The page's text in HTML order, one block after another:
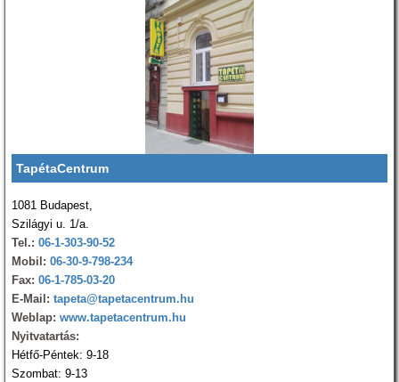
TapétaCentrum
1081 Budapest,
Szilágyi u. 1/a.
Tel.: 06-1-303-90-52
Mobil: 06-30-9-798-234
Fax: 06-1-785-03-20
E-Mail: tapeta@tapetacentrum.hu
Weblap: www.tapetacentrum.hu
Nyitvatartás:
Hétfő-Péntek: 9-18
Szombat: 9-13